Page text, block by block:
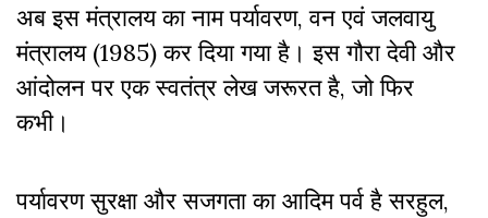
अब इस मंत्रालय का नाम पर्यावरण, वन एवं जलवायु
मंत्रालय (1985) कर दिया गया है। इस गौरा देवी और
आंदोलन पर एक स्वतंत्र लेख जरूरत है, जो फिर
कभी।
पर्यावरण सुरक्षा और सजगता का आदिम पर्व है सरहुल,